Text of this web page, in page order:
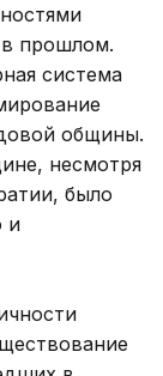
в прошлом.
система
общины.
несмотря
было
и